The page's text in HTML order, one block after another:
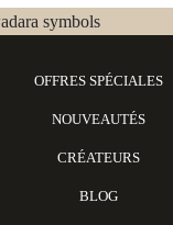
OFFRES SPÉCIALES
NOUVEAUTÉS
CRÉATEURS
BLOG